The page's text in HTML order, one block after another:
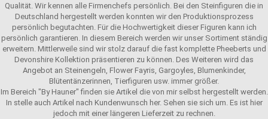
Qualität. Wir kennen alle Firmenchefs persönlich. Bei den Steinfiguren die in
Deutschland hergestellt werden konnten wir den Produktionsprozess
persönlich begutachten. Für die Hochwertigkeit dieser Figuren kann ich
persönlich garantieren. In diesem Bereich werden wir unser Sortiment ständig
erweitern. Mittlerweile sind wir stolz darauf die fast komplette Pheeberts und
Devonshire Kollektion präsentieren zu können. Des Weiteren wird das
Angebot an Steinengeln, Flower Fayris, Gargoyles, Blumenkinder,
Blütentänzerinnen, Tierfiguren usw. immer größer.
Im Bereich "By Hauner" finden sie Artikel die von mir selbst hergestellt werden.
In stelle auch Artikel nach Kundenwunsch her. Sehen sie sich um. Es ist hier
jedoch mit einer längeren Lieferzeit zu rechnen.